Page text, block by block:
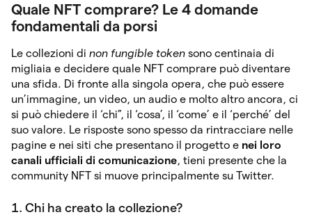
Quale NFT comprare? Le 4 domande
fondamentali da porsi
Le collezioni di non fungible token sono centinaia di
migliaia e decidere quale NFT comprare può diventare
una sfida. Di fronte alla singola opera, che può essere
un’immagine, un video, un audio e molto altro ancora, ci
si può chiedere il ‘chi”, il ‘cosa’, il ‘come’ e il ‘perché’ del
suo valore. Le risposte sono spesso da rintracciare nelle
pagine e nei siti che presentano il progetto e nei loro
canali ufficiali di comunicazione, tieni presente che la
community NFT si muove principalmente su Twitter.
1. Chi ha creato la collezione?